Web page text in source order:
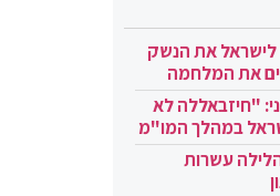
את הנשק
את המלחמה
"חיזבאללה לא
במהלך המו"מ
עשרות